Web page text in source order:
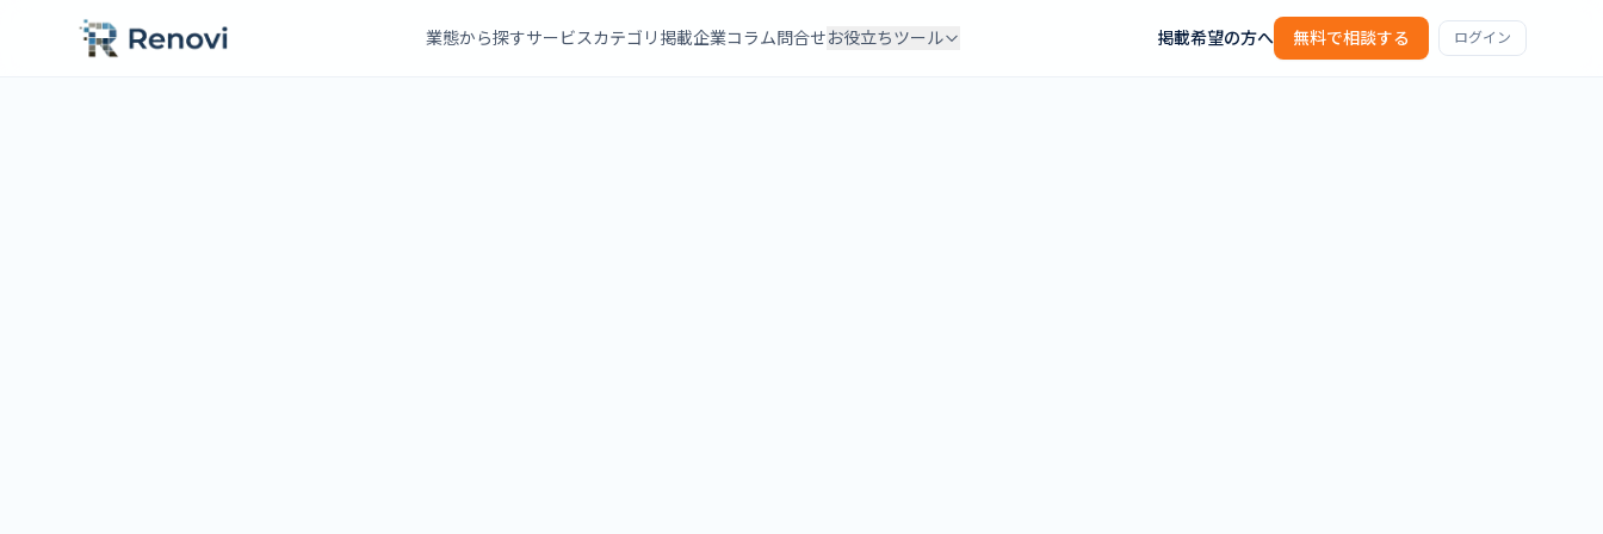
業態から探すサービスカテゴリ 掲載企業コラム問合せお役立ちツール 掲載希望の方へ 無料で相談する ログイン